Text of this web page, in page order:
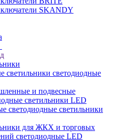
SKANDY
светильники светодиодные
и подвесные
светильники LED
светодиодные светильники
для ЖКХ и торговых
светодиодные LED